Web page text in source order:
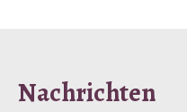
Nachrichten